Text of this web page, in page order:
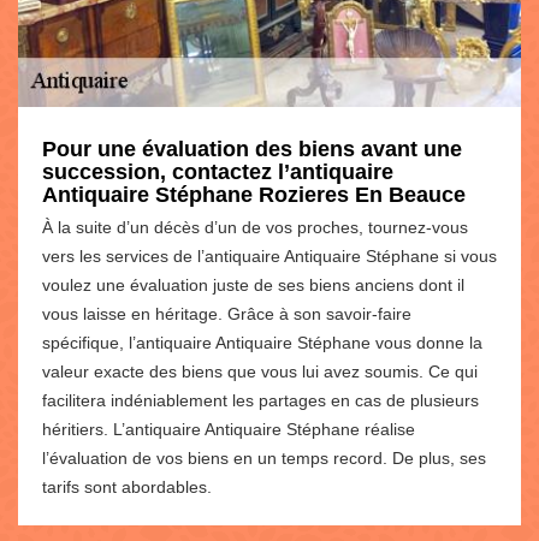
Pour une évaluation des biens avant une
succession, contactez l’antiquaire
Antiquaire Stéphane Rozieres En Beauce
À la suite d’un décès d’un de vos proches, tournez-vous
vers les services de l’antiquaire Antiquaire Stéphane si vous
voulez une évaluation juste de ses biens anciens dont il
vous laisse en héritage. Grâce à son savoir-faire
spécifique, l’antiquaire Antiquaire Stéphane vous donne la
valeur exacte des biens que vous lui avez soumis. Ce qui
facilitera indéniablement les partages en cas de plusieurs
héritiers. L’antiquaire Antiquaire Stéphane réalise
l’évaluation de vos biens en un temps record. De plus, ses
tarifs sont abordables.